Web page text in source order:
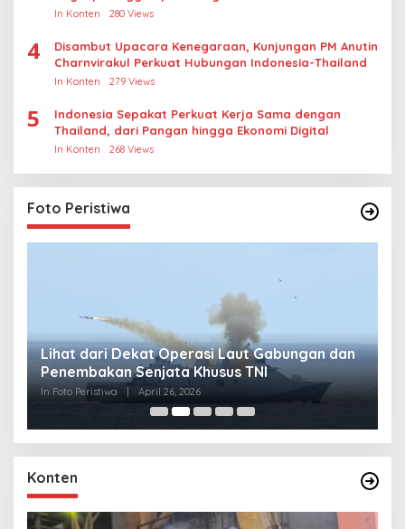
Crypto
In Konten 280 Views
4
Disambut Upacara Kenegaraan, Kunjungan PM Anutin
Charnvirakul Perkuat Hubungan Indonesia-Thailand
In Konten 279 Views
5
Indonesia Sepakat Perkuat Kerja Sama dengan
Thailand, dari Pangan hingga Ekonomi Digital
In Konten 268 Views
Foto Peristiwa
Lihat dari Dekat Operasi Laut Gabungan dan
Penembakan Senjata Khusus TNI
In Foto Peristiwa | April 26, 2026
Konten